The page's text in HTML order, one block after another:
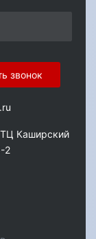
звонок
Каширский
2